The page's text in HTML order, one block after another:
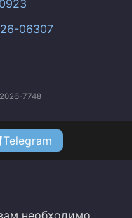
06307
7748
Telegram
необходимо